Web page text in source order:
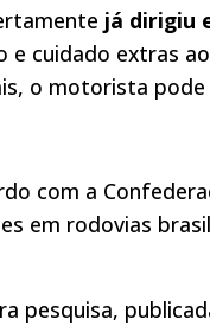
já dirigiu
e cuidado extras ao
o motorista pode
com a
em rodovias
pesquisa,